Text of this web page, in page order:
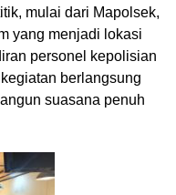
mulai dari Mapolsek,
yang menjadi lokasi
personel kepolisian
berlangsung
suasana penuh